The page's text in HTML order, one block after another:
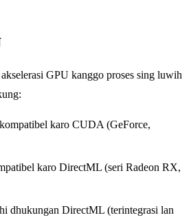
GPU kanggo proses sing luwih
karo CUDA (GeForce,
karo DirectML (seri Radeon RX,
dhukungan DirectML (terintegrasi lan